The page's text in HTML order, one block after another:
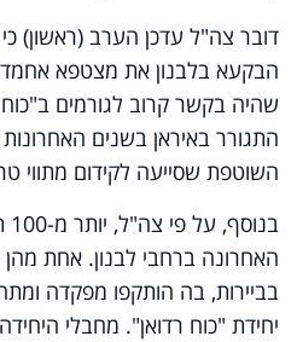
דובר צה"ל עדכן הערב (ראשון)
הבקעא בלבנון את מצטפא אחמד
שהיה בקשר קרוב לגורמים ב"כוח
התגורר באיראן בשנים
השוטפת שסייעה לקידום מתווי
בנוסף, על פי צה"ל,
האחרונה ברחבי לבנון. אחת מהן
בביירות, בה הותקפו מפקדה
יחידת "כוח רדואן". מחבלי